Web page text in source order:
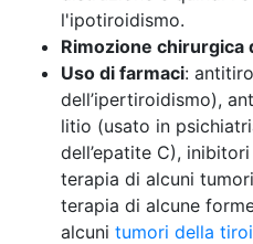
l'ipotiroidismo.
Rimozione chirurgica
Uso di farmaci:
dell’ipertiroidismo),
litio (usato in
dell’epatite C),
terapia di alcuni
terapia di alcune
alcuni tumori della